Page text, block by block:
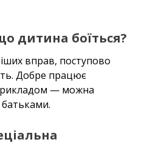
дитина боїться?
вправ, поступово
Добре працює
— можна
батьками.